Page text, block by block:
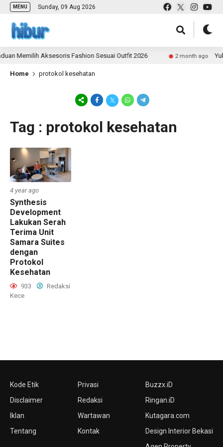
MENU Sunday, 09 Aug 2026
Memilih Aksesoris Fashion Sesuai Outfit 2026 2 month ago
Home protokol kesehatan
Tag : protokol kesehatan
4 year ago
Synthesis
Development
Lakukan Serah
Terima Unit
Samara Suites
dengan
Protokol
Kesehatan
933
Redaksi
Kece
Kode Etik
Disclaimer
Iklan
Tentang
Privasi
Redaksi
Wartawan
Kontak
Buzzx.iD
Ringan.iD
Kutagara.com
Design Interior Bekasi